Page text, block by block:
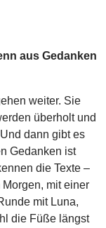
aus Gedanken
weiter. Sie
überholt und
dann gibt es
Gedanken ist
die Texte –
mit einer
mit Luna,
die Füße längst